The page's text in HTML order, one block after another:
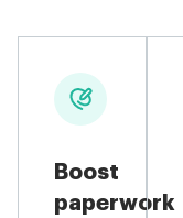
Boost
paperwork